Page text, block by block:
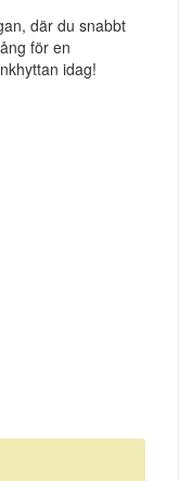
där du snabbt
för en
idag!